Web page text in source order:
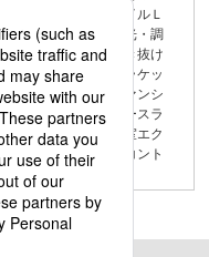
ＬＡＭＰリンクスタイルＬ
ＤＥＳＩＧＮ小型調光・調
主照明ペンダント吹き抜け
化照明ペンダントブラケッ
ンドシャンデリアファンシ
グ小型シーリングベースラ
風キッチン洗面・浴室エク
アマンション・防災コント